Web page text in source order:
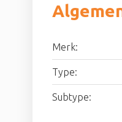
Merk:
Type:
Subtype: